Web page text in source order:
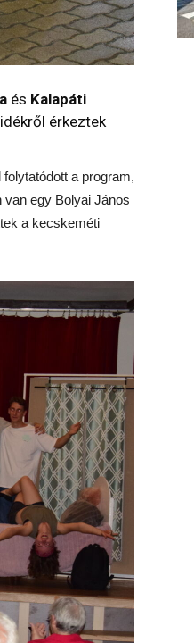
és Kalapáti
érkeztek
a program,
egy Bolyai János
a kecskeméti